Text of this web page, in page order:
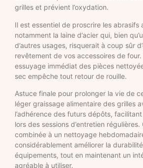
grilles et prévient l’oxydation.
Il est essentiel de proscrire les abrasifs
notamment la laine d’acier qui, bien
d’autres usages, risquerait à coup sûr
revêtement de vos accessoires de
essuyage immédiat des pièces
sec empêche tout retour de rouille.
Astuce finale pour prolonger la vie de
léger graissage alimentaire des grilles
l’adhérence des futurs dépôts,
lors des sessions d’entretien
combinée à un nettoyage
considérablement améliorer la
équipements, tout en maintenant un
agréable à utiliser.